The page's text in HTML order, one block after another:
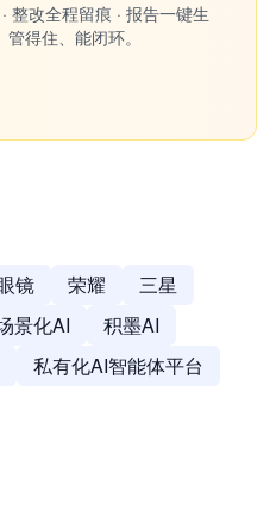
整改全程留痕 · 报告一键生
得住、能闭环。
镜 荣耀
三星
景化AI
积墨AI
私有化AI智能体平台